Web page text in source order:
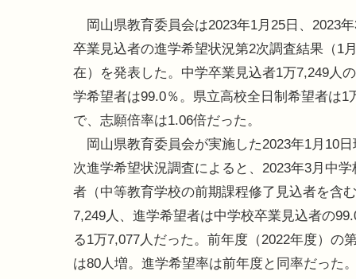
岡山県教育委員会は2023年1月25日、2023
卒業見込者の進学希望状況第2次調査結果（1
在）を発表した。中学卒業見込者1万7,249人
学希望者は99.0％。県立高校全日制希望者は1
で、志願倍率は1.06倍だった。
岡山県教育委員会が実施した2023年1月10日
次進学希望状況調査によると、2023年3月中
者（中等教育学校の前期課程修了見込者を含
7,249人、進学希望者は中学校卒業見込者の
る1万7,077人だった。前年度（2022年度）の
は80人増。進学希望率は前年度と同率だった